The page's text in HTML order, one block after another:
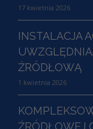
17 kwietnia 2026
INSTALACJA
ŹRÓDŁOWĄ
1 kwietnia 2026
ŹRÓDŁOWEJ